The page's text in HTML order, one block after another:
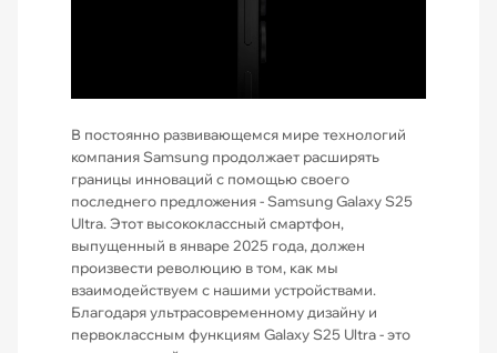
В постоянно развивающемся мире технологий
компания Samsung продолжает расширять
границы инноваций с помощью своего
последнего предложения - Samsung Galaxy S25
Ultra. Этот высококлассный смартфон,
выпущенный в январе 2025 года, должен
произвести революцию в том, как мы
взаимодействуем с нашими устройствами.
Благодаря ультрасовременному дизайну и
первоклассным функциям Galaxy S25 Ultra - это